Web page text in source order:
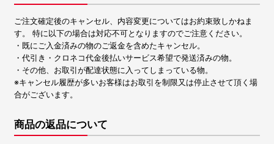
ご注文確定後のキャンセル、内容変更についてはお約束致しかねま
す。 特に以下の場合は対応不可となりますのでご注意ください。
・既にご入金済みの物のご返金を含めたキャンセル。
・代引き・クロネコ代金後払いサービス希望で発送済みの物。
・その他、お取引が配達状態に入ってしまっている物。
※キャンセル履歴が多いお客様はお取引を制限又は停止させて頂く場
合がございます。
商品の返品について